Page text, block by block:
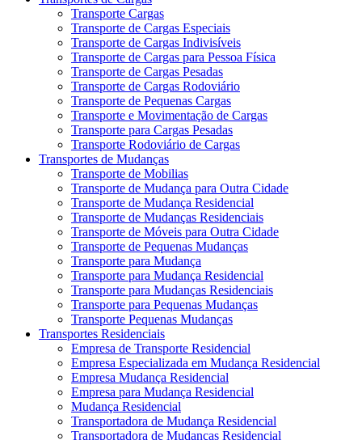
Transporte Cargas
Transporte de Cargas Especiais
Transporte de Cargas Indivisíveis
Transporte de Cargas para Pessoa Física
Transporte de Cargas Pesadas
Transporte de Cargas Rodoviário
Transporte de Pequenas Cargas
Transporte e Movimentação de Cargas
Transporte para Cargas Pesadas
Transporte Rodoviário de Cargas
Transportes de Mudanças
Transporte de Mobilias
Transporte de Mudança para Outra Cidade
Transporte de Mudança Residencial
Transporte de Mudanças Residenciais
Transporte de Móveis para Outra Cidade
Transporte de Pequenas Mudanças
Transporte para Mudança
Transporte para Mudança Residencial
Transporte para Mudanças Residenciais
Transporte para Pequenas Mudanças
Transporte Pequenas Mudanças
Transportes Residenciais
Empresa de Transporte Residencial
Empresa Especializada em Mudança Residencial
Empresa Mudança Residencial
Empresa para Mudança Residencial
Mudança Residencial
Transportadora de Mudança Residencial
Transportadora de Mudanças Residencial